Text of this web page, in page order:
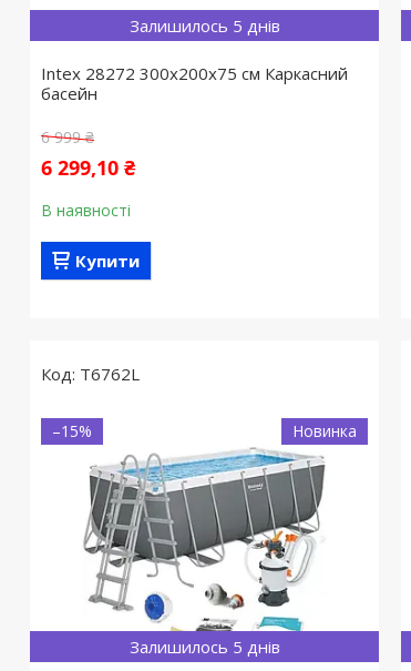
Залишилось 5 днів
Intex 28272 300х200х75 см Каркасний
басейн
6 999 ₴
6 299,10 ₴
В наявності
Купити
T6762L
Залишилось 5 днів
Новинка
–15%